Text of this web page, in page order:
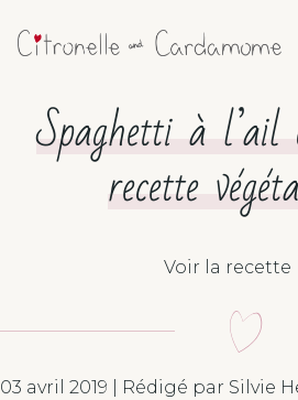
Spaghetti à
recette
Voir la recette
03 avril 2019 | Rédigé par Silvie